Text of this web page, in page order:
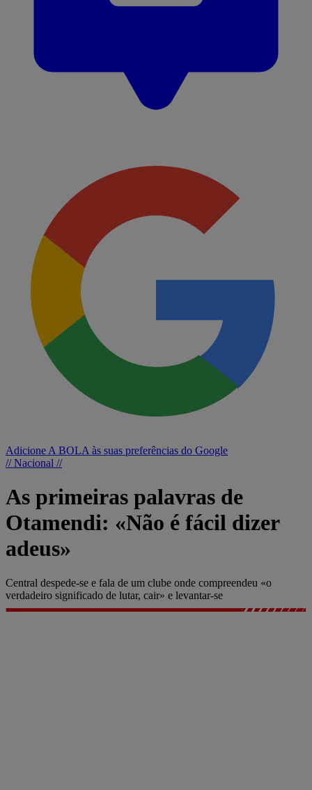
Adicione A BOLA às suas preferências do Google
// Nacional //
As primeiras palavras de
Otamendi: «Não é fácil dizer
adeus»
Central despede-se e fala de um clube onde compreendeu «o
verdadeiro significado de lutar, cair» e levantar-se